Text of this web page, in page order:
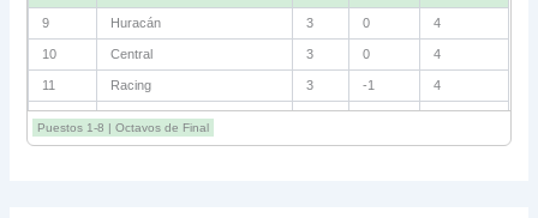
9 Huracán 3 0 4
10 Central 3 0 4
11 Racing 3 -1 4
12 Estudiantes RC 3 -2 4
13 Sarmiento 3 -1 3
Puestos 1-8 | Octavos de Final